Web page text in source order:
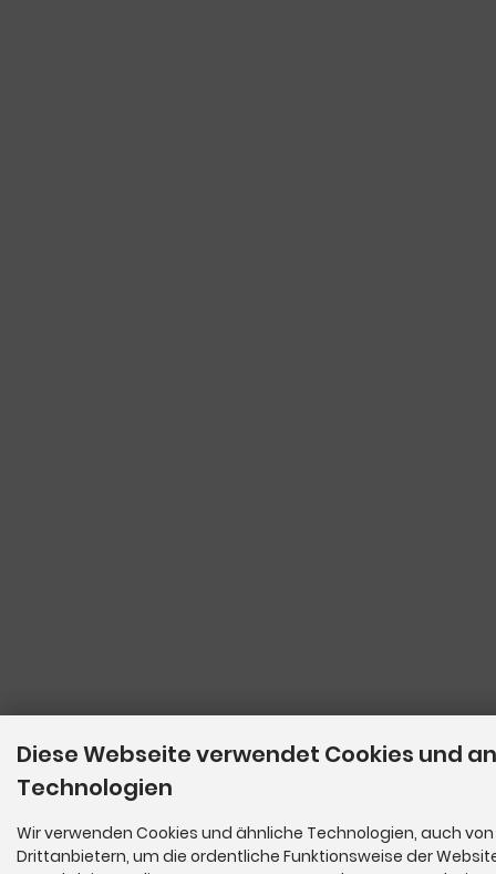
Diese Webseite verwendet Cookies und
Technologien
Wir verwenden Cookies und ähnliche Technologien, auch von
Drittanbietern, um die ordentliche Funktionsweise der